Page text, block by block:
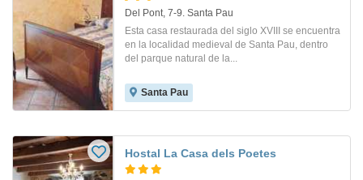
Del Pont, 7-9. Santa Pau
Esta casa restaurada del siglo XVIII se encuentra
en la localidad medieval de Santa Pau, dentro
del parque natural de la...
Santa Pau
Hostal La Casa dels Poetes